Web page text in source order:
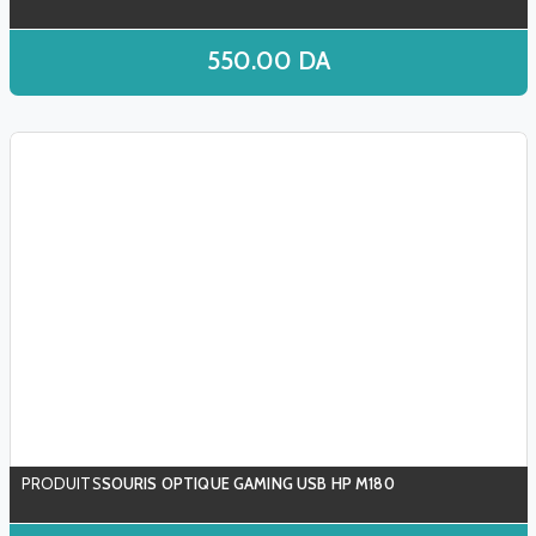
550.00 DA
SOURIS OPTIQUE GAMING USB HP M180